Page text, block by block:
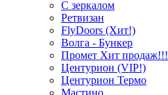
С зеркалом
Ретвизан
FlyDoors (Хит!)
Волга - Бункер
Промет Хит продаж!!!
Центурион (VIP!)
Центурион Термо
Мастино